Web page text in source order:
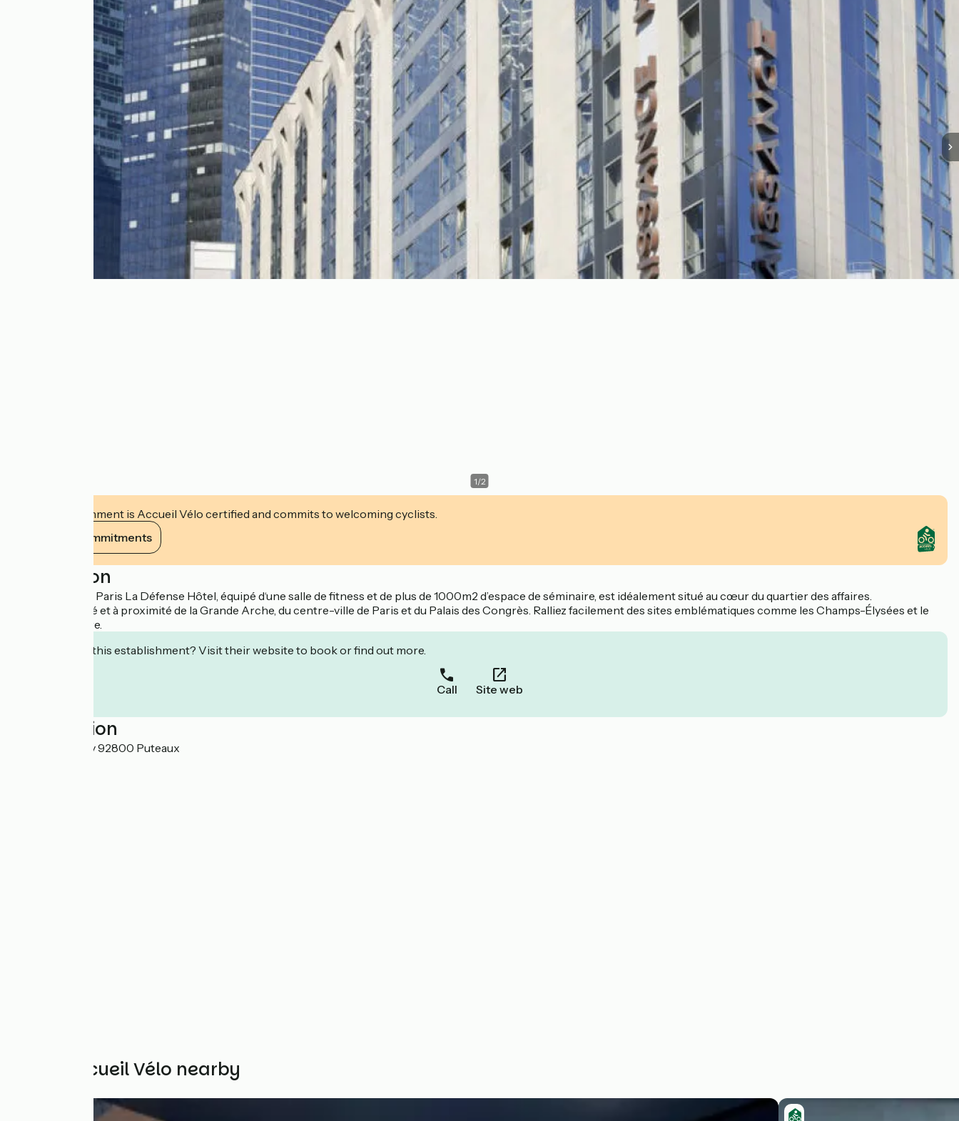
1/2
This establishment is Accueil Vélo certified and commits to welcoming cyclists.
View its commitments
Description
Le Renaissance Paris La Défense Hôtel, équipé d‘une salle de fitness et de plus de 1000m2 d’espace de séminaire, est idéalement situé au cœur du quartier des affaires.
Idéalement situé et à proximité de la Grande Arche, du centre-ville de Paris et du Palais des Congrès. Ralliez facilement des sites emblématiques comme les Champs-Élysées et le
Musée du Louvre.
Interested in this establishment? Visit their website to book or find out more.
Call Site web
Localisation
60 Cours Valmy 92800 Puteaux
Other Accueil Vélo nearby